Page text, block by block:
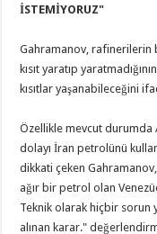
İSTEMİYORUZ"
Gahramanov, rafinerilerin
kısıt yaratıp
kısıtlar yaşanabileceğini
Özellikle mevcut durumda
dolayı İran petrolünü
dikkati çeken
ağır bir petrol olan
Teknik olarak hiçbir sorun
alınan karar."